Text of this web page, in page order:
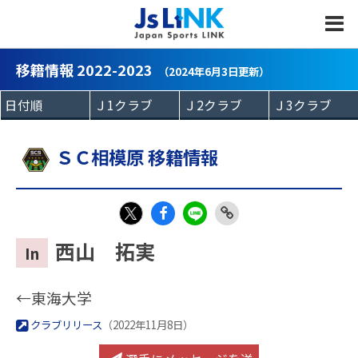
移籍情報 2022-2023 （2024年6月3日更新）
ＳＣ相模原 移籍情報
In 西山 拓実
←東海大学
クラブリリース （2022年11月8日）